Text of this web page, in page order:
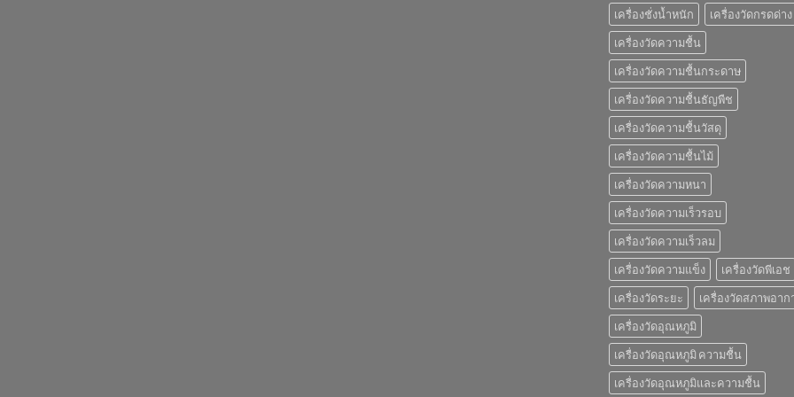
เครื่องชั่งน้ำหนัก
เครื่องวัดกรดด่าง
เครื่องวัดความชื้น
เครื่องวัดความชื้นกระดาษ
เครื่องวัดความชื้นธัญพืช
เครื่องวัดความชื้นวัสดุ
เครื่องวัดความชื้นไม้
เครื่องวัดความหนา
เครื่องวัดความเร็วรอบ
เครื่องวัดความเร็วลม
เครื่องวัดความแข็ง
เครื่องวัดพีเอช
เครื่องวัดระยะ
เครื่องวัดสภาพอาก
เครื่องวัดอุณหภูมิ
เครื่องวัดอุณหภูมิ ความชื้น
เครื่องวัดอุณหภูมิและความชื้น